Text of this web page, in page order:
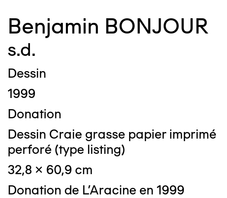
Benjamin BONJOUR
s.d.
Dessin
1999
Donation
Dessin Craie grasse papier imprimé
perforé (type listing)
32,8 x 60,9 cm
Donation de L'Aracine en 1999